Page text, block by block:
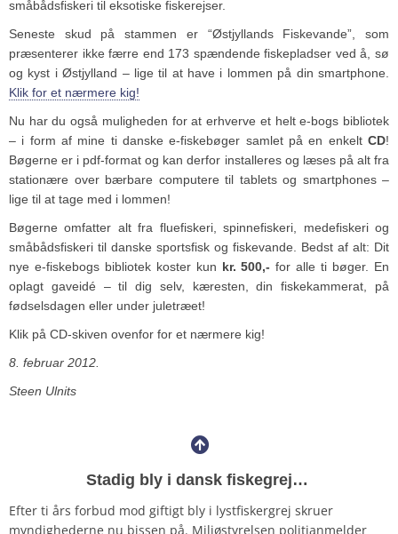
småbådsfiskeri til eksotiske fiskerejser.
Seneste skud på stammen er “Østjyllands Fiskevande”, som
præsenterer ikke færre end 173 spændende fiskepladser ved å, sø
og kyst i Østjylland – lige til at have i lommen på din smartphone.
Klik for et nærmere kig!
Nu har du også muligheden for at erhverve et helt e-bogs bibliotek
– i form af mine ti danske e-fiskebøger samlet på en enkelt CD!
Bøgerne er i pdf-format og kan derfor installeres og læses på alt fra
stationære over bærbare computere til tablets og smartphones –
lige til at tage med i lommen!
Bøgerne omfatter alt fra fluefiskeri, spinnefiskeri, medefiskeri og
småbådsfiskeri til danske sportsfisk og fiskevande. Bedst af alt: Dit
nye e-fiskebogs bibliotek koster kun kr. 500,- for alle ti bøger. En
oplagt gaveidé – til dig selv, kæresten, din fiskekammerat, på
fødselsdagen eller under juletræet!
Klik på CD-skiven ovenfor for et nærmere kig!
8. februar 2012.
Steen Ulnits
Stadig bly i dansk fiskegrej…
Efter ti års forbud mod giftigt bly i lystfiskergrej skruer
myndighederne nu bissen på. Miljøstyrelsen politianmelder